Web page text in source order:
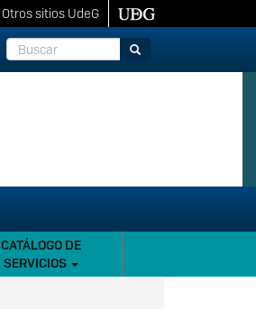
Otros sitios UdeG
Buscar
Buscar
CATÁLOGO DE
SERVICIOS